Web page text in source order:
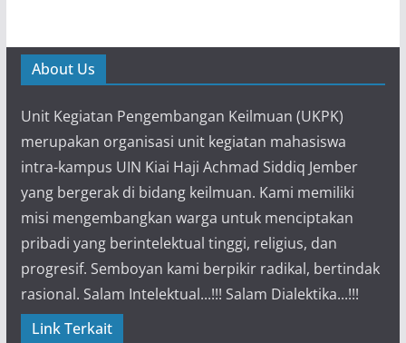
About Us
Unit Kegiatan Pengembangan Keilmuan (UKPK)
merupakan organisasi unit kegiatan mahasiswa
intra-kampus UIN Kiai Haji Achmad Siddiq Jember
yang bergerak di bidang keilmuan. Kami memiliki
misi mengembangkan warga untuk menciptakan
pribadi yang berintelektual tinggi, religius, dan
progresif. Semboyan kami berpikir radikal, bertindak
rasional. Salam Intelektual...!!! Salam Dialektika...!!!
Link Terkait